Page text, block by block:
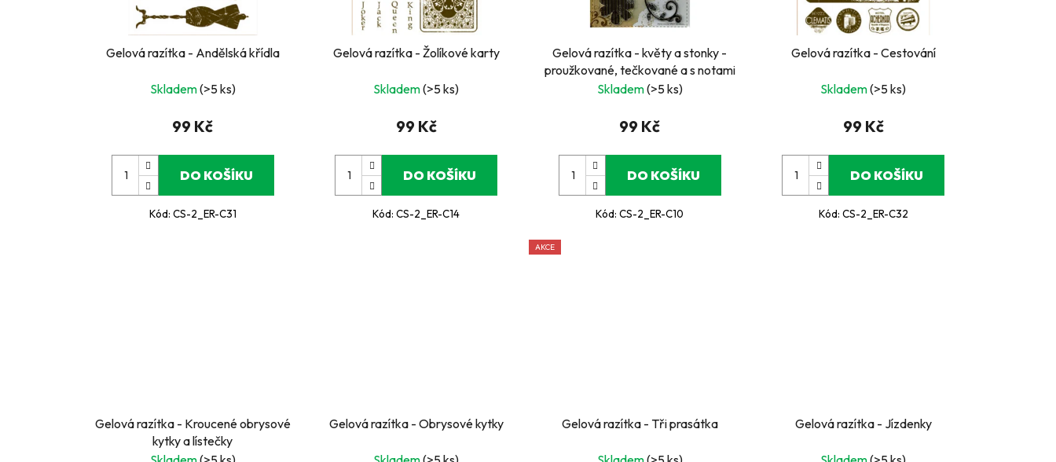
Gelová razítka - Andělská křídla
Skladem(>5 ks)
99 Kč
DO KOŠÍKU
Kód: CS-2_ER-C31
Gelová razítka - Žolíkové karty
Skladem(>5 ks)
99 Kč
DO KOŠÍKU
Kód:CS-2_ER-C14
Gelová razítka - květy a stonky -
proužkované, tečkované a s notami
Skladem(>5 ks)
99 Kč
DO KOŠÍKU
Kód:CS-2_ER-C10
Gelová razítka - Cestování
Skladem(>5 ks)
99 Kč
DO KOŠÍKU
Kód: CS-2_ER-C32
Gelová razítka - Kroucené obrysové
kytky a lístečky
Gelová razítka - Obrysové kytky
AKCE
Gelová razítka - Tři prasátka Gelová razítka - Jízdenky